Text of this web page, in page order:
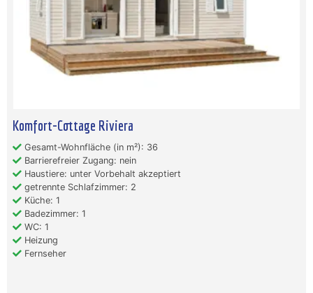
Komfort-Cottage Riviera
Gesamt-Wohnfläche (in m²): 36
Barrierefreier Zugang: nein
Haustiere: unter Vorbehalt akzeptiert
getrennte Schlafzimmer: 2
Küche: 1
Badezimmer: 1
WC: 1
Heizung
Fernseher